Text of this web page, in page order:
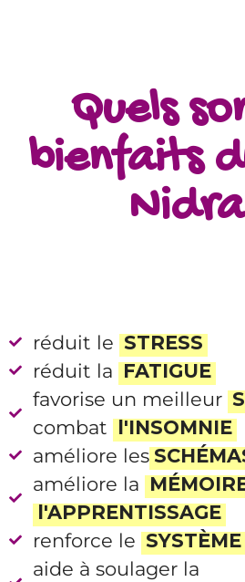
Quels
bienfaits
réduit le STRESS
réduit la FATIGUE
favorise un meilleur
combat l'INSOMNIE
am éliore les
améliore la
l'APPRENTISSAGE
renforce le
aide à soulager la